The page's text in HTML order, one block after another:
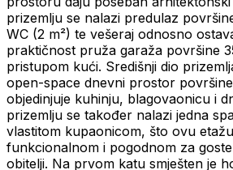
prizemlju se nalazi predulaz
WC (2 m²) te vešeraj odnosno
praktičnost pruža garaža površine
pristupom kući. Središnji dio
open-space dnevni prostor
objedinjuje kuhinju, blagovaonicu i
prizemlju se također nalazi jedna
vlastitom kupaonicom, što ovu
funkcionalnom i pogodnom za
obitelji. Na prvom katu smješten je